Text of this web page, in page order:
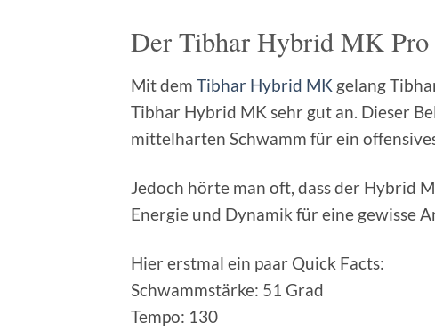
Der Tibhar Hybrid MK Pro
Mit dem Tibhar Hybrid MK gelang
Tibhar Hybrid MK sehr gut an. Dieser
mittelharten Schwamm für ein
Jedoch hörte man oft, dass der Hybrid
Energie und Dynamik für eine gewisse
Hier erstmal ein paar Quick Facts:
Schwammstärke: 51 Grad
Tempo: 130